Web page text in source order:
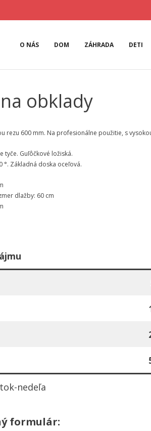
O NÁS DOM ZÁHRADA DETI
obklady
rezu 600 mm. Na profesionálne použitie, s
tyče. Guľôčkové ložiská.
°. Základná doska oceľová.
dlažby: 60 cm
nedeľa
formulár: